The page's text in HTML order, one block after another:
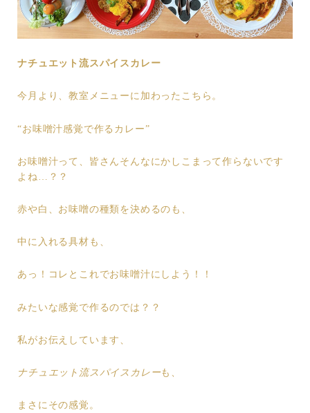
ナチュエット流スパイスカレー
今月より、教室メニューに加わったこちら。
“お味噌汁感覚で作るカレー”
お味噌汁って、皆さんそんなにかしこまって作らないです
よね…？？
赤や白、お味噌の種類を決めるのも、
中に入れる具材も、
あっ！コレとこれでお味噌汁にしよう！！
みたいな感覚で作るのでは？？
私がお伝えしています、
ナチュエット流スパイスカレーも、
まさにその感覚。